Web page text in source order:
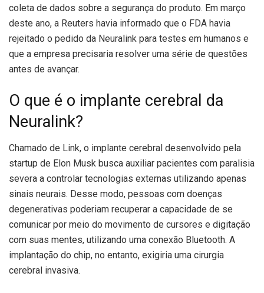
coleta de dados sobre a segurança do produto. Em março
deste ano, a Reuters havia informado que o FDA havia
rejeitado o pedido da Neuralink para testes em humanos e
que a empresa precisaria resolver uma série de questões
antes de avançar.
O que é o implante cerebral da
Neuralink?
Chamado de Link, o implante cerebral desenvolvido pela
startup de Elon Musk busca auxiliar pacientes com paralisia
severa a controlar tecnologias externas utilizando apenas
sinais neurais. Desse modo, pessoas com doenças
degenerativas poderiam recuperar a capacidade de se
comunicar por meio do movimento de cursores e digitação
com suas mentes, utilizando uma conexão Bluetooth. A
implantação do chip, no entanto, exigiria uma cirurgia
cerebral invasiva.